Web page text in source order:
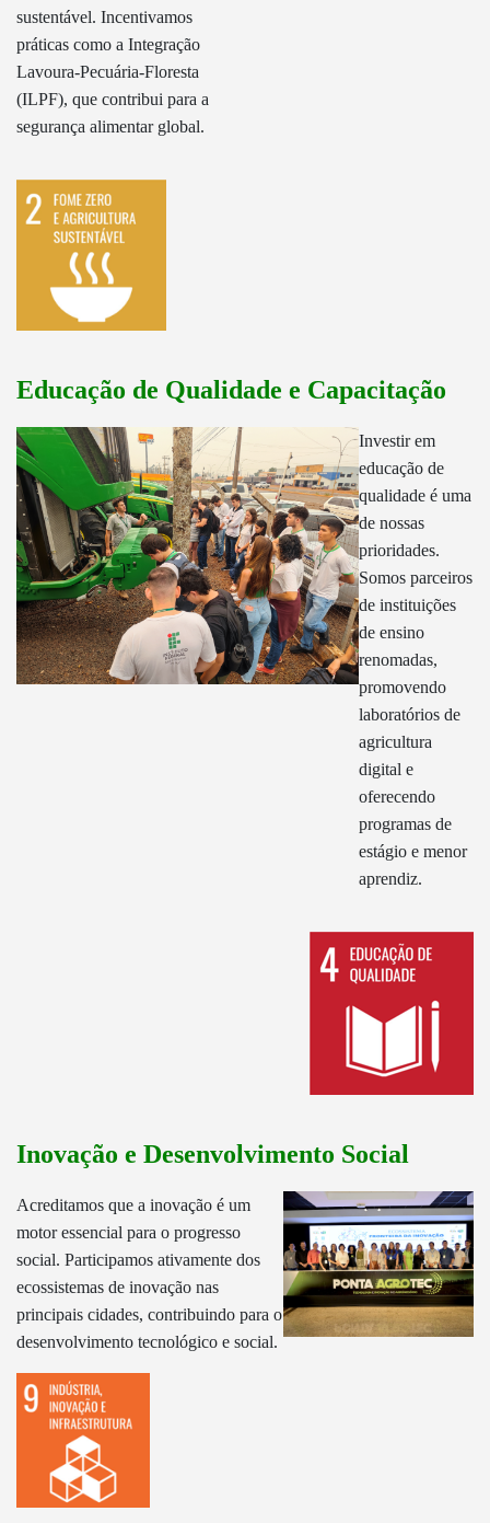
sustentável. Incentivamos
práticas como a Integração
Lavoura-Pecuária-Floresta
(ILPF), que contribui para a
segurança alimentar global.
Educação de Qualidade e Capacitação
Investir em
educação de
qualidade é uma
de nossas
prioridades.
Somos parceiros
de instituições
de ensino
renomadas,
promovendo
laboratórios de
agricultura
digital e
oferecendo
programas de
estágio e menor
aprendiz.
Inovação e Desenvolvimento Social
Acreditamos que a inovação é um
motor essencial para o progresso
social. Participamos ativamente dos
ecossistemas de inovação nas
principais cidades, contribuindo para o
desenvolvimento tecnológico e social.